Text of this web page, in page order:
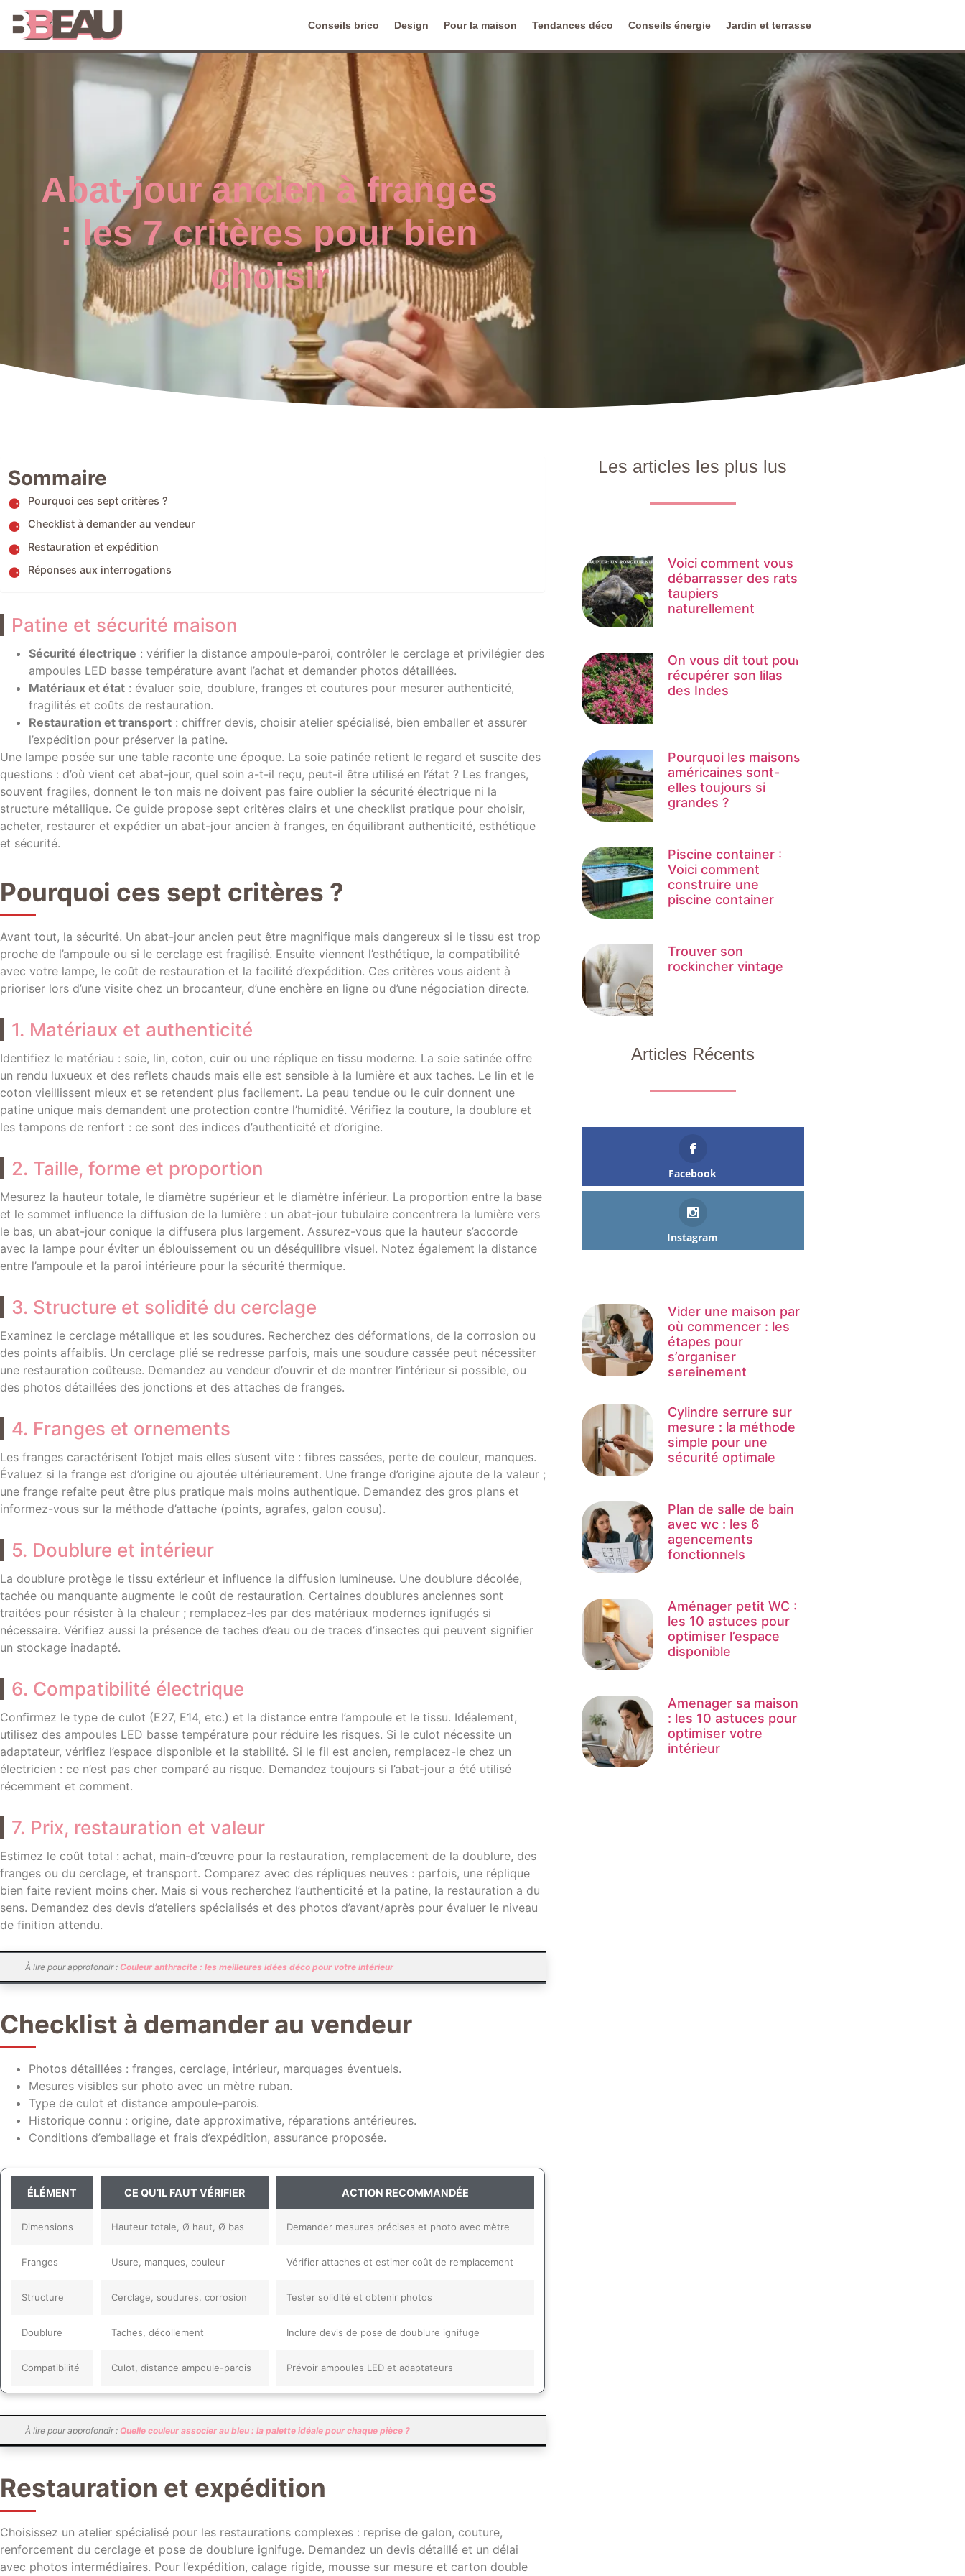
Conseils brico Design Pour la maison Tendances déco Conseils énergie Jardin et terrasse
Abat-jour ancien à franges
: les 7 critères pour bien
choisir
Sommaire
Pourquoi ces sept critères ?
Checklist à demander au vendeur
Restauration et expédition
Réponses aux interrogations
Patine et sécurité maison
Sécurité électrique : vérifier la distance ampoule-paroi, contrôler le cerclage et privilégier des
ampoules LED basse température avant l’achat et demander photos détaillées.
Matériaux et état : évaluer soie, doublure, franges et coutures pour mesurer authenticité,
fragilités et coûts de restauration.
Restauration et transport : chiffrer devis, choisir atelier spécialisé, bien emballer et assurer
l’expédition pour préserver la patine.
Une lampe posée sur une table raconte une époque. La soie patinée retient le regard et suscite des
questions : d’où vient cet abat-jour, quel soin a-t-il reçu, peut-il être utilisé en l’état ? Les franges,
souvent fragiles, donnent le ton mais ne doivent pas faire oublier la sécurité électrique ni la
structure métallique. Ce guide propose sept critères clairs et une checklist pratique pour choisir,
acheter, restaurer et expédier un abat-jour ancien à franges, en équilibrant authenticité, esthétique
et sécurité.
Pourquoi ces sept critères ?
Avant tout, la sécurité. Un abat-jour ancien peut être magnifique mais dangereux si le tissu est trop
proche de l’ampoule ou si le cerclage est fragilisé. Ensuite viennent l’esthétique, la compatibilité
avec votre lampe, le coût de restauration et la facilité d’expédition. Ces critères vous aident à
prioriser lors d’une visite chez un brocanteur, d’une enchère en ligne ou d’une négociation directe.
1. Matériaux et authenticité
Identifiez le matériau : soie, lin, coton, cuir ou une réplique en tissu moderne. La soie satinée offre
un rendu luxueux et des reflets chauds mais elle est sensible à la lumière et aux taches. Le lin et le
coton vieillissent mieux et se retendent plus facilement. La peau tendue ou le cuir donnent une
patine unique mais demandent une protection contre l’humidité. Vérifiez la couture, la doublure et
les tampons de renfort : ce sont des indices d’authenticité et d’origine.
2. Taille, forme et proportion
Mesurez la hauteur totale, le diamètre supérieur et le diamètre inférieur. La proportion entre la base
et le sommet influence la diffusion de la lumière : un abat-jour tubulaire concentrera la lumière vers
le bas, un abat-jour conique la diffusera plus largement. Assurez-vous que la hauteur s’accorde
avec la lampe pour éviter un éblouissement ou un déséquilibre visuel. Notez également la distance
entre l’ampoule et la paroi intérieure pour la sécurité thermique.
3. Structure et solidité du cerclage
Examinez le cerclage métallique et les soudures. Recherchez des déformations, de la corrosion ou
des points affaiblis. Un cerclage plié se redresse parfois, mais une soudure cassée peut nécessiter
une restauration coûteuse. Demandez au vendeur d’ouvrir et de montrer l’intérieur si possible, ou
des photos détaillées des jonctions et des attaches de franges.
4. Franges et ornements
Les franges caractérisent l’objet mais elles s’usent vite : fibres cassées, perte de couleur, manques.
Évaluez si la frange est d’origine ou ajoutée ultérieurement. Une frange d’origine ajoute de la valeur ;
une frange refaite peut être plus pratique mais moins authentique. Demandez des gros plans et
informez-vous sur la méthode d’attache (points, agrafes, galon cousu).
5. Doublure et intérieur
La doublure protège le tissu extérieur et influence la diffusion lumineuse. Une doublure décolée,
tachée ou manquante augmente le coût de restauration. Certaines doublures anciennes sont
traitées pour résister à la chaleur ; remplacez-les par des matériaux modernes ignifugés si
nécessaire. Vérifiez aussi la présence de taches d’eau ou de traces d’insectes qui peuvent signifier
un stockage inadapté.
6. Compatibilité électrique
Confirmez le type de culot (E27, E14, etc.) et la distance entre l’ampoule et le tissu. Idéalement,
utilisez des ampoules LED basse température pour réduire les risques. Si le culot nécessite un
adaptateur, vérifiez l’espace disponible et la stabilité. Si le fil est ancien, remplacez-le chez un
électricien : ce n’est pas cher comparé au risque. Demandez toujours si l’abat-jour a été utilisé
récemment et comment.
7. Prix, restauration et valeur
Estimez le coût total : achat, main-d’œuvre pour la restauration, remplacement de la doublure, des
franges ou du cerclage, et transport. Comparez avec des répliques neuves : parfois, une réplique
bien faite revient moins cher. Mais si vous recherchez l’authenticité et la patine, la restauration a du
sens. Demandez des devis d’ateliers spécialisés et des photos d’avant/après pour évaluer le niveau
de finition attendu.
À lire pour approfondir : Couleur anthracite : les meilleures idées déco pour votre intérieur
Checklist à demander au vendeur
Photos détaillées : franges, cerclage, intérieur, marquages éventuels.
Mesures visibles sur photo avec un mètre ruban.
Type de culot et distance ampoule-parois.
Historique connu : origine, date approximative, réparations antérieures.
Conditions d’emballage et frais d’expédition, assurance proposée.
ÉLÉMENT CE QU’IL FAUT VÉRIFIER ACTION RECOMMANDÉE
Dimensions Hauteur totale, Ø haut, Ø bas Demander mesures précises et photo avec mètre
Franges Usure, manques, couleur Vérifier attaches et estimer coût de remplacement
Structure Cerclage, soudures, corrosion Tester solidité et obtenir photos
Doublure Taches, décollement Inclure devis de pose de doublure ignifuge
Compatibilité Culot, distance ampoule-parois Prévoir ampoules LED et adaptateurs
À lire pour approfondir : Quelle couleur associer au bleu : la palette idéale pour chaque pièce ?
Restauration et expédition
Choisissez un atelier spécialisé pour les restaurations complexes : reprise de galon, couture,
renforcement du cerclage et pose de doublure ignifuge. Demandez un devis détaillé et un délai
avec photos intermédiaires. Pour l’expédition, calage rigide, mousse sur mesure et carton double
Les articles les plus lus
Voici comment vous
débarrasser des rats
taupiers
naturellement
On vous dit tout pour
récupérer son lilas
des Indes
Pourquoi les maisons
américaines sont-
elles toujours si
grandes ?
Piscine container :
Voici comment
construire une
piscine container
Trouver son
rockincher vintage
Articles Récents
Facebook
Instagram
Vider une maison par
où commencer : les
étapes pour
s’organiser
sereinement
Cylindre serrure sur
mesure : la méthode
simple pour une
sécurité optimale
Plan de salle de bain
avec wc : les 6
agencements
fonctionnels
Aménager petit WC :
les 10 astuces pour
optimiser l’espace
disponible
Amenager sa maison
: les 10 astuces pour
optimiser votre
intérieur